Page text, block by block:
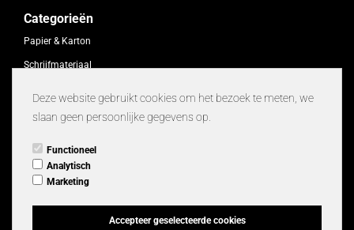
Categorieën
Papier & Karton
Schrijfmateriaal
Sieraden maken
Inpakken & Versieren
Hobby gereedschap & Accessoires
Kaarsen maken
Deze website gebruikt cookies om het bezoek te meten, we
slaan geen persoonlijke gegevens op.
Functioneel
Analytisch
Marketing
Accepteer geselecteerde cookies